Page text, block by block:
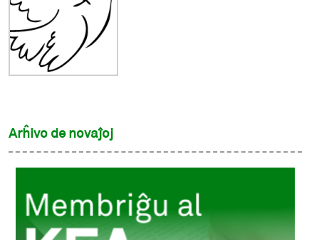
Arĥivo de novaĵoj